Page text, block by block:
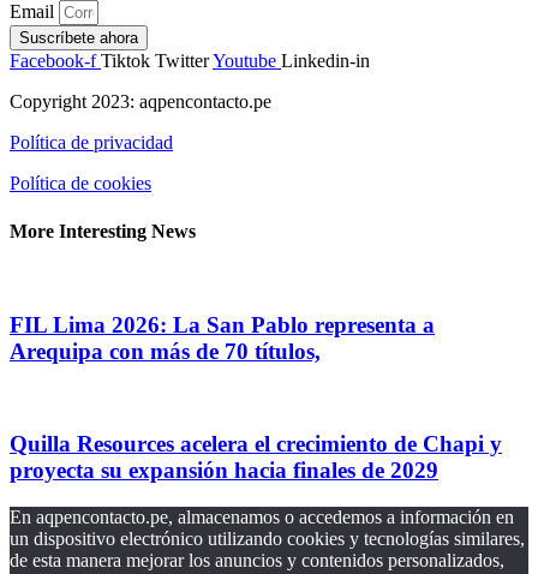
Email
Suscríbete ahora
Facebook-f Tiktok TwitterYoutube Linkedin-in
Copyright 2023: aqpencontacto.pe
Política de privacidad
Política de cookies
More Interesting News
FIL Lima 2026: La San Pablo representa a
Arequipa con más de 70 títulos,
Quilla Resources acelera el crecimiento de Chapi y
proyecta su expansión hacia finales de 2029
En aqpencontacto.pe, almacenamos o accedemos a información en
un dispositivo electrónico utilizando cookies y tecnologías similares,
de esta manera mejorar los anuncios y contenidos personalizados,